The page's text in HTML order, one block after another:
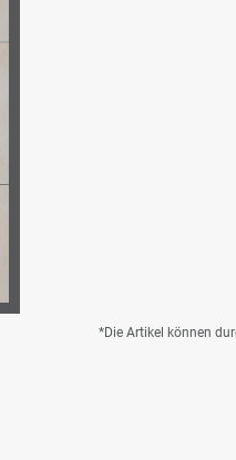
*Die Artikel können